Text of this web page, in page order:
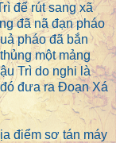
để rút sang xã
đã nã đạn pháo
pháo đã bắn
một mảng
Trì do nghi là
đưa ra Đoạn Xá
điểm sơ tán máy